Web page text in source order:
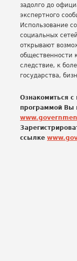
задолго до
экспертного
Использование
социальных
открывают
общественности
следствие, к
государства,
Ознакомиться
программой Вы
ссылке